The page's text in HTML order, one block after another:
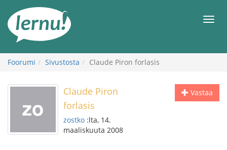
sisältöön
Foorumi Sivustosta Claude Piron forlasis
Vastaa
Claude Piron
forlasis
zostko :lta, 14.
maaliskuuta 2008